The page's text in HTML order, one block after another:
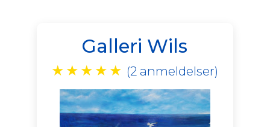
Galleri Wils
★ ★ ★ ★ ★ (2 anmeldelser)